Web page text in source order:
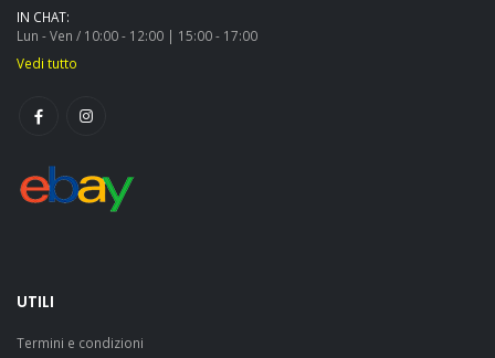
IN CHAT:
Lun - Ven / 10:00 - 12:00 | 15:00 - 17:00
Vedi tutto
UTILI
Termini e condizioni